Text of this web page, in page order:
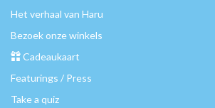
Het verhaal van Haru
Bezoek onze winkels
Cadeaukaart
Featurings / Press
Take a quiz